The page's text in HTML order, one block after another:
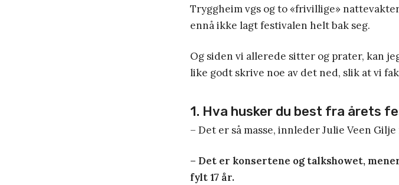
Tryggheim vgs og to «frivillige»
ennå ikke lagt festivalen helt bak seg.
Og siden vi allerede sitter og prater, kan
like godt skrive noe av det ned, slik at vi
1. Hva husker du best fra årets
– Det er så masse, innleder Julie Veen
– Det er konsertene og talkshowet,
fylt 17 år.